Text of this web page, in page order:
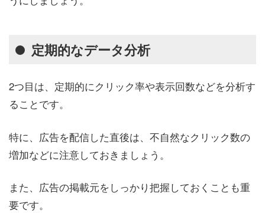
定期的なデータ分析
2つ目は、定期的にクリック率や表示回数などを分析す
ることです。
特に、広告を配信した直後は、不自然なクリック数の
増加などに注意しておきましょう。
また、広告の掲載元をしっかり把握しておくことも重
要です。